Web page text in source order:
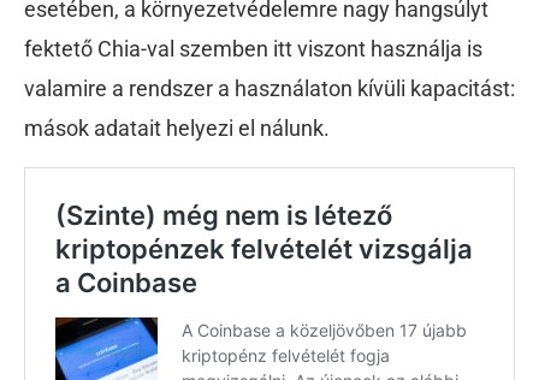
esetében, a környezetvédelemre nagy hangsúlyt
fektető Chia-val szemben itt viszont használja is
valamire a rendszer a használaton kívüli kapacitást:
mások adatait helyezi el nálunk.